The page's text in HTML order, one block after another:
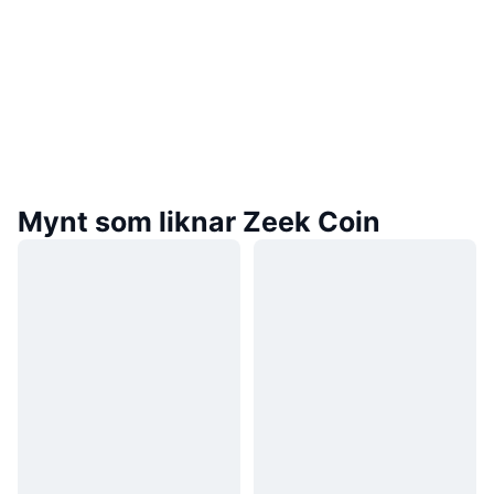
Mynt som liknar Zeek Coin